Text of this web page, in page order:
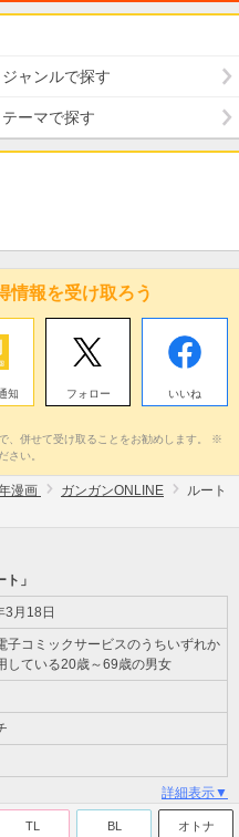
ジャンルで探す
テーマで探す
情報を受け取ろう
知 フォロー いいね
、併せて受け取ることをお勧めします。 ※
さい。
漫画 ガンガンONLINE
ルート
」
3月18日
子コミックサービスのうちいずれか
している20歳～69歳の男女
詳細表示▼
TL BL オトナ